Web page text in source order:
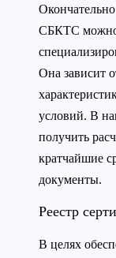
СБКТС можно
Она зависит
условий. В
получить
кратчайшие
документы.
Реестр
В целях